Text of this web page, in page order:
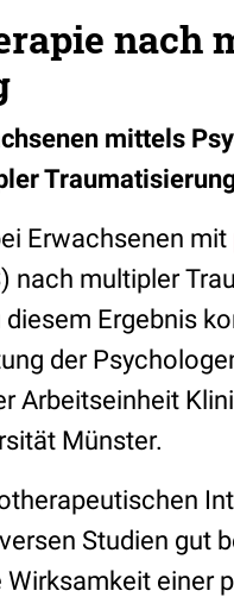
nach
mittels
Erwachsenen mit
nach multipler
Ergebnis
der
Arbeitseinheit
Münster.
Studien gut
einer